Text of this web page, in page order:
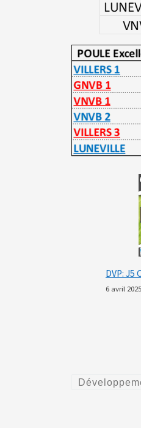
DVP: J5
6 avril 2025